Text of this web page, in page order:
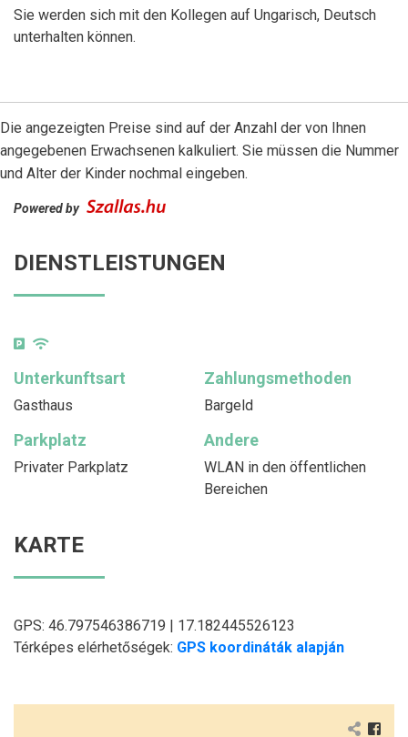
Sie werden sich mit den Kollegen auf Ungarisch, Deutsch
unterhalten können.
Die angezeigten Preise sind auf der Anzahl der von Ihnen
angegebenen Erwachsenen kalkuliert. Sie müssen die Nummer
und Alter der Kinder nochmal eingeben.
Powered by
DIENSTLEISTUNGEN
Unterkunftsart
Gasthaus
Zahlungsmethoden
Bargeld
Parkplatz
Privater Parkplatz
Andere
WLAN in den öffentlichen
Bereichen
KARTE
GPS: 46.797546386719 | 17.182445526123
Térképes elérhetőségek: GPS koordináták alapján